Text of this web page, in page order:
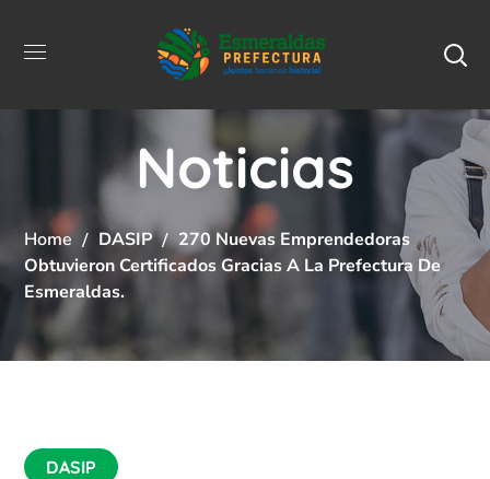
Noticias
Home DASIP
270 Nuevas Emprendedoras
Obtuvieron Certificados Gracias A La Prefectura De
Esmeraldas.
DASIP